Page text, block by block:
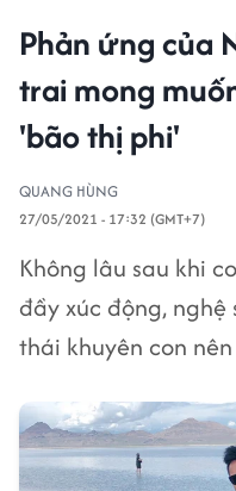
Phản ứng của
trai mong
'bão thị phi'
QUANG HÙNG
27/05/2021 - 17:32 (GMT+7)
Không lâu sau khi
đầy xúc động, nghệ
thái khuyên con